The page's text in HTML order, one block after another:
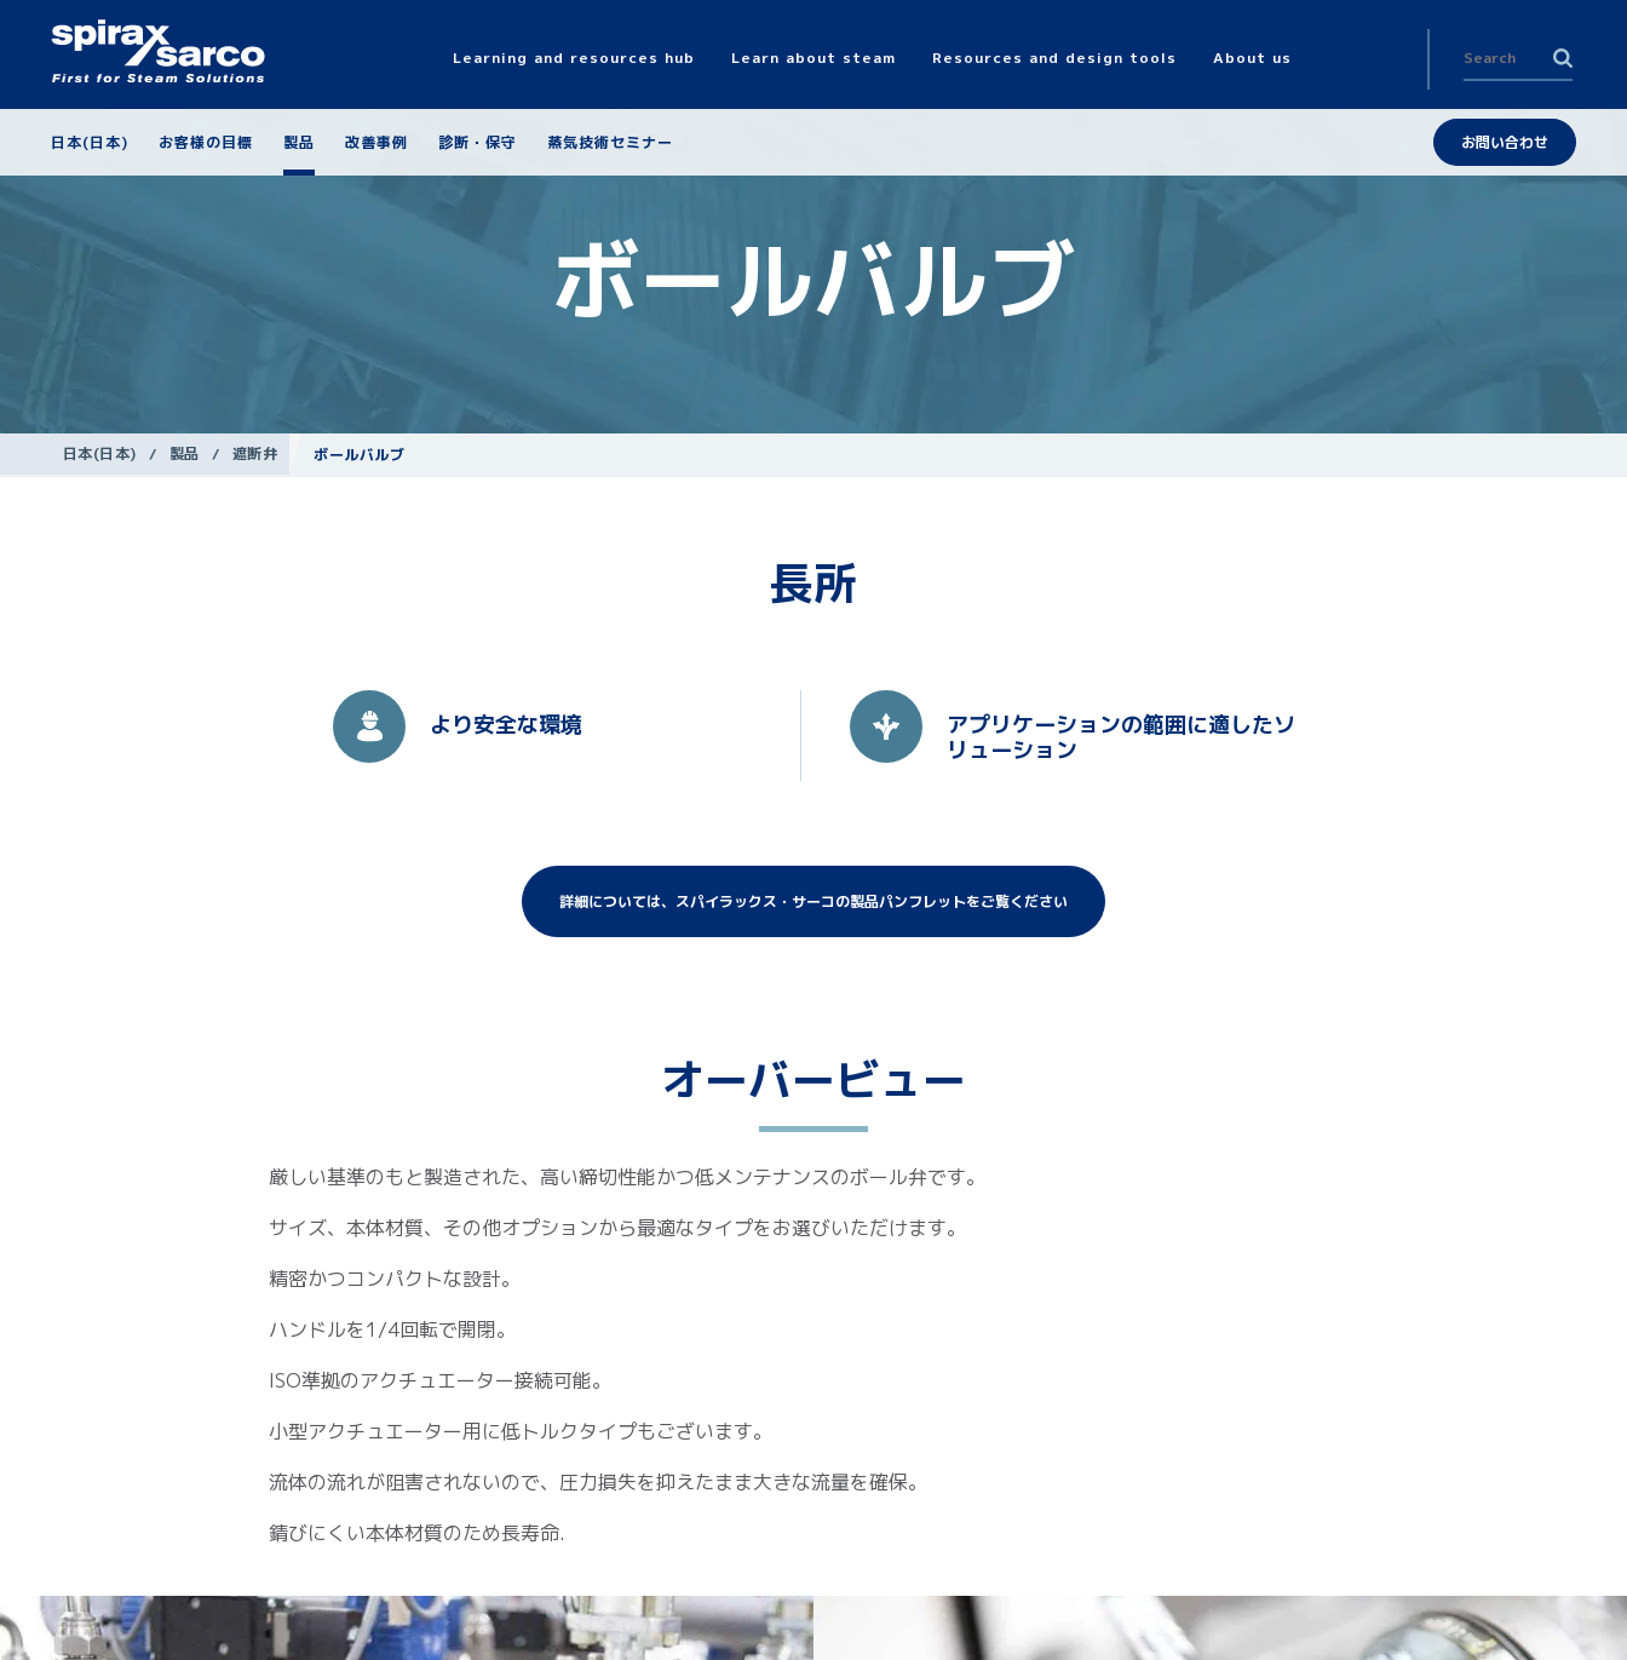
Learning and resources hub Learn about steam Resources and design tools About us
Search
日本(日本) お客様の目標 製品 改善事例 診断・保守 蒸気技術セミナー お問い合わせ
ボールバルブ
日本(日本) / 製品 / 遮断弁 ボールバルブ
長所
より安全な環境
アプリケーションの範囲に適したソ
リューション
詳細については、スパイラックス・サーコの製品パンフレットをご覧ください
オーバービュー
厳しい基準のもと製造された、高い締切性能かつ低メンテナンスのボール弁です。
サイズ、本体材質、その他オプションから最適なタイプをお選びいただけます。
精密かつコンパクトな設計。
ハンドルを1/4回転で開閉。
ISO準拠のアクチュエーター接続可能。
小型アクチュエーター用に低トルクタイプもございます。
流体の流れが阻害されないので、圧力損失を抑えたまま大きな流量を確保。
錆びにくい本体材質のため長寿命.